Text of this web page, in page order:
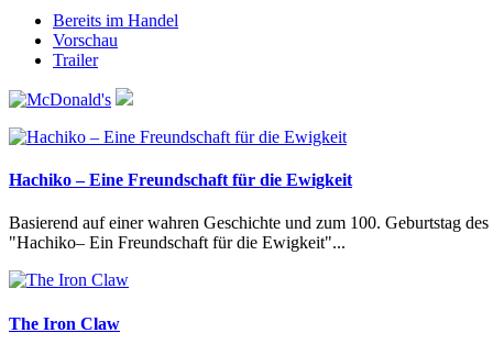
Bereits im Handel
Vorschau
Trailer
Hachiko – Eine Freundschaft für die Ewigkeit
Basierend auf einer wahren Geschichte und zum 100. Geburtstag
"Hachiko– Ein Freundschaft für die Ewigkeit"...
The Iron Claw